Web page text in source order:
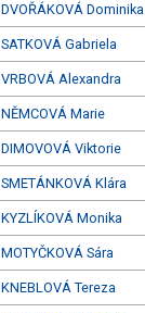
DVOŘÁKOVÁ Dominika
SATKOVÁ Gabriela
VRBOVÁ Alexandra
NĚMCOVÁ Marie
DIMOVOVÁ Viktorie
SMETÁNKOVÁ Klára
KYZLÍKOVÁ Monika
MOTYČKOVÁ Sára
KNEBLOVÁ Tereza